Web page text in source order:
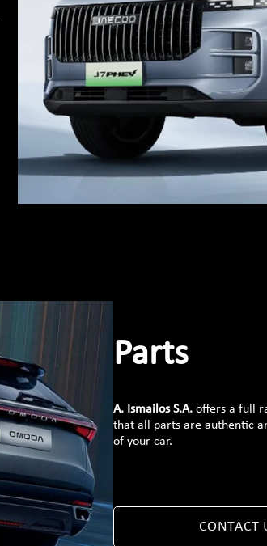
Parts
A. Ismailos S.A. offers a full
that all parts are authentic
of your car.
CONTACT